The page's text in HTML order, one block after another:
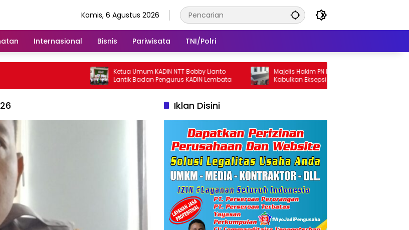
Kamis, 6 Agustus 2026
Internasional Bisnis Pariwisata TNI/Polri
Ketua Umum KADIN NTT Bobby Lianto
Lantik Badan Pengurus KADIN Lembata
Majelis Hakim PN Lembata Kembali
Kabulkan Eksepsi Theresia Ina Erap Dkk:
Gugatan David Lamawato Dkk Ditolak
Iklan Disini